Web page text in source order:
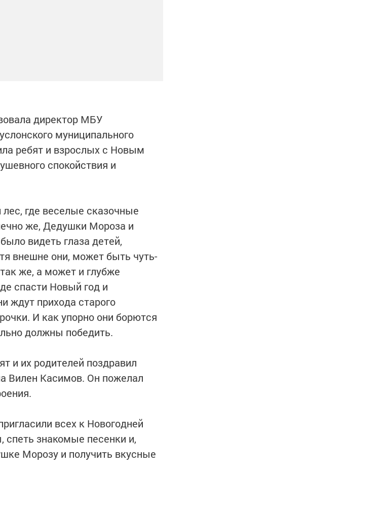
директор МБУ
муниципального
ребят и взрослых с Новым
спокойствия и
где веселые сказочные
же, Дедушки Мороза и
видеть глаза детей,
внешне они, может быть чуть-
же, а может и глубже
спасти Новый год и
ждут прихода старого
И как упорно они борются
должны победить.
и их родителей поздравил
Вилен Касимов. Он пожелал
всех к Новогодней
спеть знакомые песенки и,
Морозу и получить вкусные